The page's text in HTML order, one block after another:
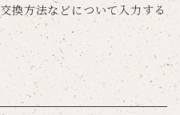
換方法などについて入力する